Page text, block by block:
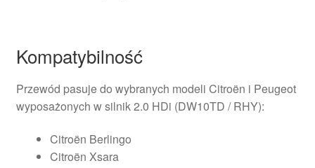
Kompatybilność
Przewód pasuje do wybranych modeli Citroën i Peugeot
wyposażonych w silnik 2.0 HDi (DW10TD / RHY):
Citroën Berlingo
Citroën Xsara